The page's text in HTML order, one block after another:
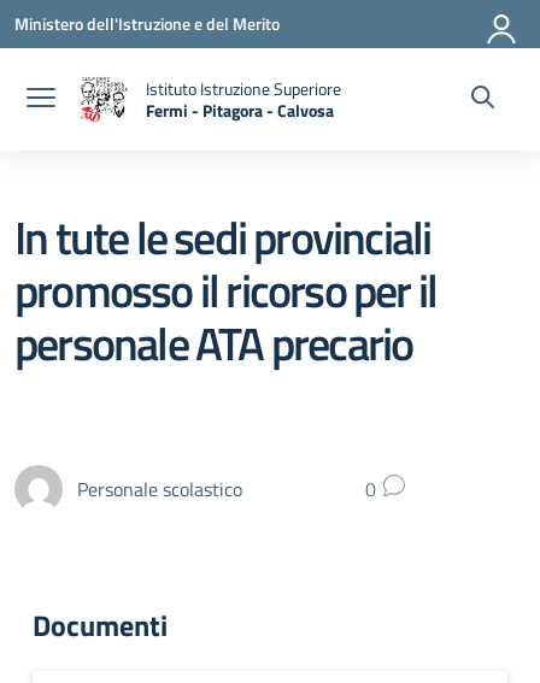
Vai ai contenuti
Vai al menu di navigazione
Vai al footer
Ministero dell'Istruzione e del Merito
Istituto Istruzione Superiore
Fermi - Pitagora - Calvosa
— Visita la pagina iniziale della scuola
In tute le sedi provinciali
promosso il ricorso per il
personale ATA precario
Personale scolastico 0
Documenti